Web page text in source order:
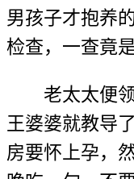
男孩子才抱养
检查，一查竟
老太太便
王婆婆就教导
房要怀上孕，